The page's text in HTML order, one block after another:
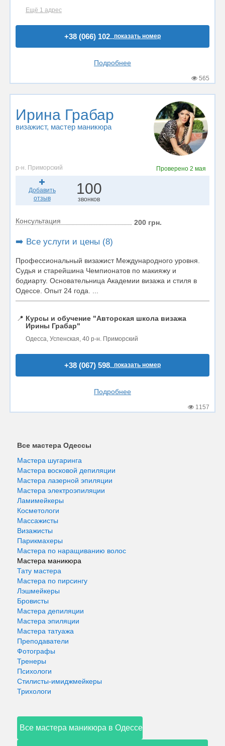
Ещё 1 адрес
+38 (066) 102..показать номер
Подробнее
565
Ирина Грабар
визажист, мастер маникюра
р-н. Приморский Проверено 2 мая
Добавить
отзыв
100
звонков
Консультация 200 грн.
➡️ Все услуги и цены (8)
Профессиональный визажист Международного уровня.
Судья и старейшина Чемпионатов по макияжу и
бодиарту. Основательница Академии визажа и стиля в
Одессе. Опыт 24 года. ...
📍 Курсы и обучение "Авторская школа визажа
Ирины Грабар"
Одесса, Успенская, 40 р-н. Приморский
+38 (067) 598..показать номер
Подробнее
1157
Все мастера Одессы
Мастера шугаринга
Мастера восковой депиляции
Мастера лазерной эпиляции
Мастера электроэпиляции
Ламимейкеры
Косметологи
Массажисты
Визажисты
Парикмахеры
Мастера по наращиванию волос
Мастера маникюра
Тату мастера
Мастера по пирсингу
Лэшмейкеры
Бровисты
Мастера депиляции
Мастера эпиляции
Мастера татуажа
Преподаватели
Фотографы
Тренеры
Психологи
Стилисты-имиджмейкеры
Трихологи
Все мастера маникюра в Одессе